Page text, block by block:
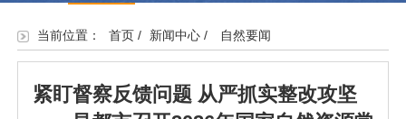
当前位置： 首页/ 新闻中心/ 自然要闻
紧盯督察反馈问题 从严抓实整改攻坚